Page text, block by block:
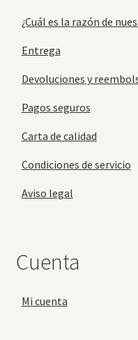
¿Cuál es la razón de
Entrega
Devoluciones y
Pagos seguros
Carta de calidad
Condiciones de servicio
Aviso legal
Cuenta
Mi cuenta